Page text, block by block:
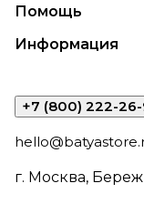
Помощь
Информация
+7 (800) 222-
г. Москва,